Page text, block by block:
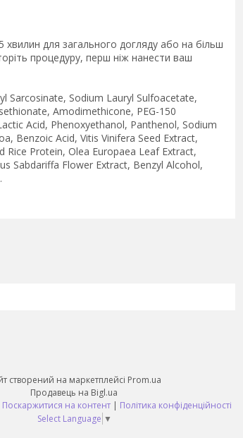
хвилин для загального догляду або на більш
процедуру, перш ніж нанести ваш
Sarcosinate, Sodium Lauryl Sulfoacetate,
Amodimethicone, PEG-150
Acid, Phenoxyethanol, Panthenol, Sodium
Benzoic Acid, Vitis Vinifera Seed Extract,
Protein, Olea Europaea Leaf Extract,
Sabdariffa Flower Extract, Benzyl Alcohol,
створений на маркетплейсі Prom.ua
Продавець на Bigl.ua
Поскаржитися на контент | Політика конфіденційності
Select Language ▼